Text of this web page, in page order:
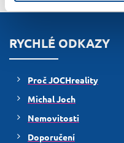
RYCHLÉ ODKAZY
Proč JOCHreality
Michal Joch
Nemovitosti
Doporučení